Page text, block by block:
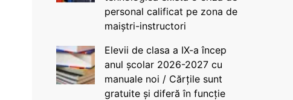
personal calificat pe zona de
maiștri-instructori
Elevii de clasa a IX-a încep
anul școlar 2026-2027 cu
manuale noi / Cărțile sunt
gratuite și diferă în funcție